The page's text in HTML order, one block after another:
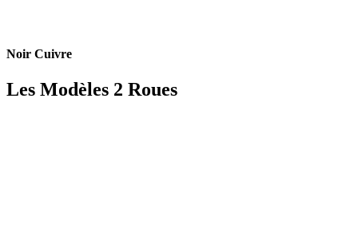
Noir Cuivre
Les Modèles 2 Roues